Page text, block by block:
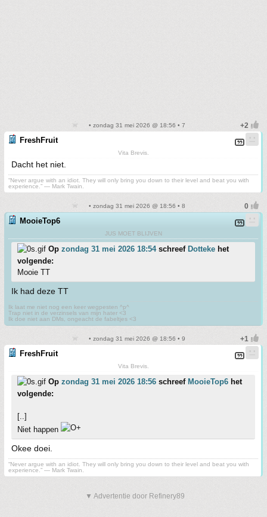
• zondag 31 mei 2026 @ 18:56 • 7
FreshFruit
Vita Brevis.
Dacht het niet.
“Never argue with an idiot. They will only bring you down to their level and beat you with
experience.” ― Mark Twain.
• zondag 31 mei 2026 @ 18:56 • 8
MooieTop6
JUS MOET BLIJVEN
Op zondag 31 mei 2026 18:54schreef Dotteke het
volgende:
Mooie TT
Ik had deze TT
Ik laat me niet nog een keer wegpesten ^p^
Trap niet in de verzinsels van mijn hater <3
Ik doe niet aan DMs, ongeacht de fabeltjes <3
• zondag 31 mei 2026 @ 18:56 • 9
FreshFruit
Vita Brevis.
Op zondag 31 mei 2026 18:56 schreef MooieTop6 het
volgende:
[..]
Niet happen
Okee doei.
“Never argue with an idiot. They will only bring you down to their level and beat you with
experience.” ― Mark Twain.
▼ Advertentie door Refinery89